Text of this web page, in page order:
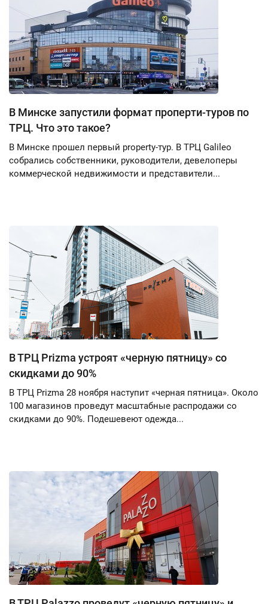
В Минске запустили формат проперти-туров по
ТРЦ. Что это такое?
В Минске прошел первый property-тур. В ТРЦ Galileo
собрались собственники, руководители, девелоперы
коммерческой недвижимости и представители...
В ТРЦ Prizma устроят «черную пятницу» со
скидками до 90%
В ТРЦ Prizma 28 ноября наступит «черная пятница». Около
100 магазинов проведут масштабные распродажи со
скидками до 90%. Подешевеют одежда...